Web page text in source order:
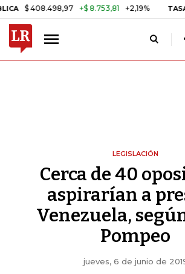
408.498,97 +$ 8.753,81 +2,19% TASA DE
LEGISLACIÓN
Cerca de 40
aspirarían a
Venezuela,
Pompeo
jueves, 6 de junio de